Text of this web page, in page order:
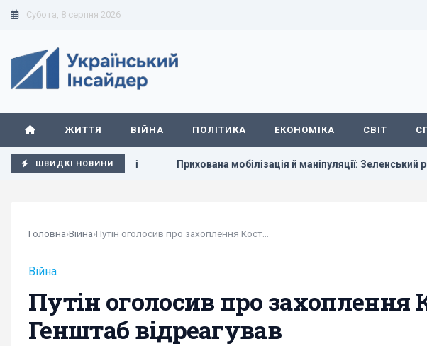
Субота, 8 серпня 2026
ЖИТТЯ ВІЙНА ПОЛІТИКА ЕКОНОМІКА СВІТ
ШВИДКІ НОВИНИ
по Україні Прихована мобілізація й маніпуляції: Зеленський розкрив
Головна›Війна›
Війна
Путін оголосив про захоплення
Генштаб відреагував